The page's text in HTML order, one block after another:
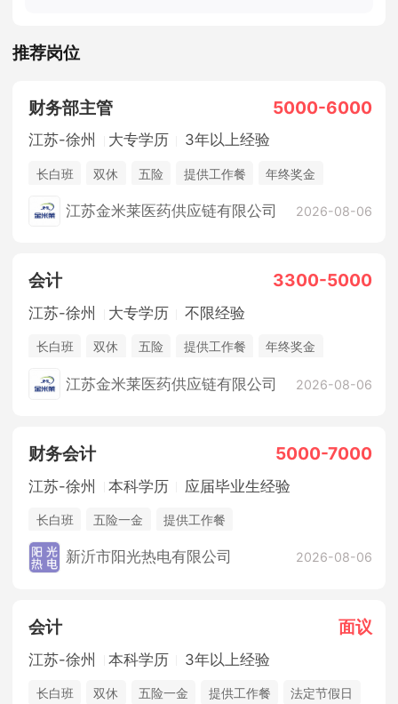
推荐岗位
财务部主管 5000-6000
江苏-徐州 大专学历 3年以上经验
长白班 双休 五险 提供工作餐
年终奖金
法定节假日
江苏金米莱医药供应链有限公司 2026-08-06
会计 3300-5000
江苏-徐州 大专学历 不限经验
长白班 双休 五险 提供工作餐
年终奖金
江苏金米莱医药供应链有限公司 2026-08-06
财务会计 5000-7000
江苏-徐州 本科学历 应届毕业生经验
长白班 五险一金
提供工作餐
住宿补贴（非新沂人员）
休假制度
新沂市阳光热电有限公司 2026-08-06
会计 面议
江苏-徐州 本科学历 3年以上经验
长白班 双休 五险一金 提供工作餐 法定节假日